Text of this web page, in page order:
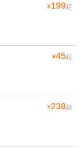
¥199起
¥45起
¥238起